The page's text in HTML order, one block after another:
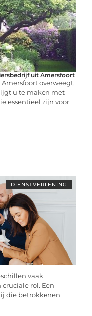
uit Amersfoort
overweegt,
u te maken met
essentieel zijn voor
DIENSTVERLENING
vaak
rol. Een
die betrokkenen